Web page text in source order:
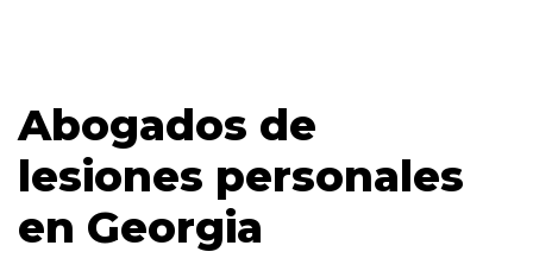
Abogados de
lesiones personales
en Georgia